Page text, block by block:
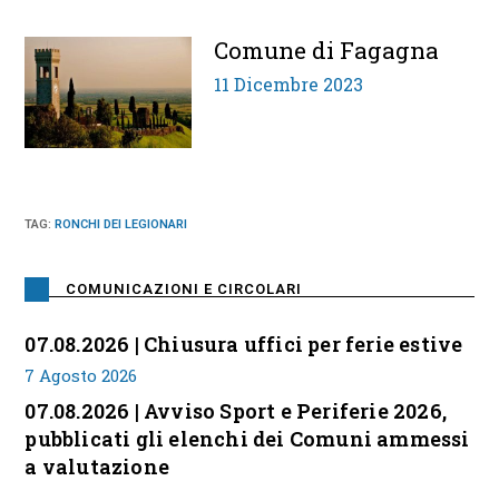
Comune di Fagagna
11 Dicembre 2023
TAG:RONCHI DEI LEGIONARI
COMUNICAZIONI E CIRCOLARI
07.08.2026 | Chiusura uffici per ferie estive
7 Agosto 2026
07.08.2026 | Avviso Sport e Periferie 2026,
pubblicati gli elenchi dei Comuni ammessi
a valutazione